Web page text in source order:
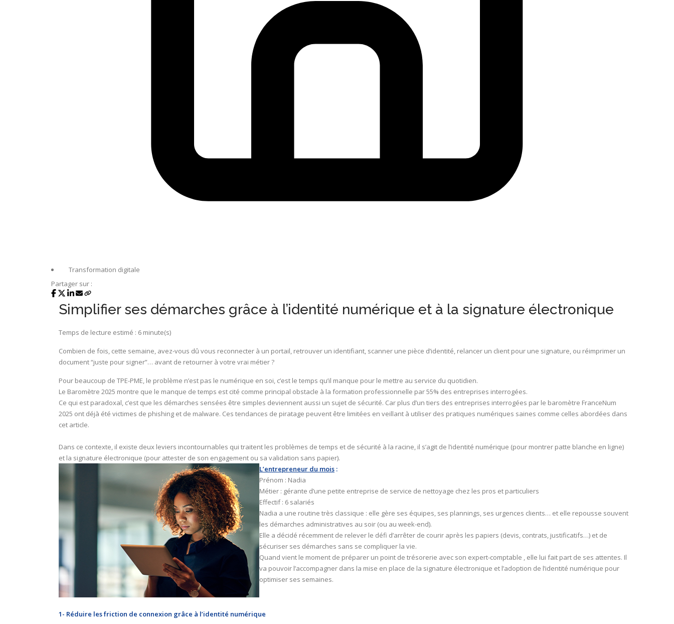
Transformation digitale
Partager sur :
Simplifier ses démarches grâce à l’identité numérique et à la signature électronique
Temps de lecture estimé : 6 minute(s)
Combien de fois, cette semaine, avez-vous dû vous reconnecter à un portail, retrouver un identifiant, scanner une pièce d’identité, relancer un client pour une signature, ou réimprimer un
document “juste pour signer”… avant de retourner à votre vrai métier ?
Pour beaucoup de TPE-PME, le problème n’est pas le numérique en soi, c’est le temps qu’il manque pour le mettre au service du quotidien.
Le Baromètre 2025 montre que le manque de temps est cité comme principal obstacle à la formation professionnelle par 55% des entreprises interrogées.
Ce qui est paradoxal, c’est que les démarches sensées être simples deviennent aussi un sujet de sécurité. Car plus d’un tiers des entreprises interrogées par le baromètre FranceNum
2025 ont déjà été victimes de phishing et de malware. Ces tendances de piratage peuvent être limitées en veillant à utiliser des pratiques numériques saines comme celles abordées dans
cet article.
Dans ce contexte, il existe deux leviers incontournables qui traitent les problèmes de temps et de sécurité à la racine, il s’agit de l’identité numérique (pour montrer patte blanche en ligne)
et la signature électronique (pour attester de son engagement ou sa validation sans papier).
L’entrepreneur du mois :
Prénom : Nadia
Métier : gérante d’une petite entreprise de service de nettoyage chez les pros et particuliers
Effectif : 6 salariés
Nadia a une routine très classique : elle gère ses équipes, ses plannings, ses urgences clients… et elle repousse souvent
les démarches administratives au soir (ou au week-end).
Elle a décidé récemment de relever le défi d’arrêter de courir après les papiers (devis, contrats, justificatifs…) et de
sécuriser ses démarches sans se compliquer la vie.
Quand vient le moment de préparer un point de trésorerie avec son expert-comptable , elle lui fait part de ses attentes. Il
va pouvoir l’accompagner dans la mise en place de la signature électronique et l’adoption de l’identité numérique pour
optimiser ses semaines.
1- Réduire les friction de connexion grâce à l’identité numérique